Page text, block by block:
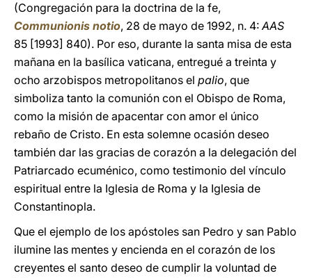
(Congregación para la doctrina de la fe,
Communionis notio, 28 de mayo de 1992, n. 4:AAS
85 [1993] 840). Por eso, durante la santa misa de esta
mañana en la basílica vaticana, entregué a treinta y
ocho arzobispos metropolitanos el palio, que
simboliza tanto la comunión con el Obispo de Roma,
como la misión de apacentar con amor el único
rebaño de Cristo. En esta solemne ocasión deseo
también dar las gracias de corazón a la delegación del
Patriarcado ecuménico, como testimonio del vínculo
espiritual entre la Iglesia de Roma y la Iglesia de
Constantinopla.
Que el ejemplo de los apóstoles san Pedro y san Pablo
ilumine las mentes y encienda en el corazón de los
creyentes el santo deseo de cumplir la voluntad de